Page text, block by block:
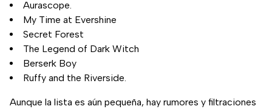
Aurascope.
My Time at Evershine
Secret Forest
The Legend of Dark Witch
Berserk Boy
Ruffy and the Riverside.
Aunque la lista es aún pequeña, hay rumores y filtraciones